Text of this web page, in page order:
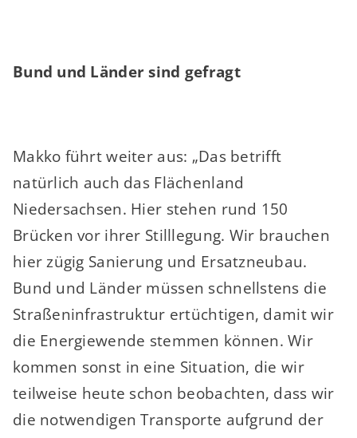
Bund und Länder sind gefragt
Makko führt weiter aus: „Das betrifft
natürlich auch das Flächenland
Niedersachsen. Hier stehen rund 150
Brücken vor ihrer Stilllegung. Wir brauchen
hier zügig Sanierung und Ersatzneubau.
Bund und Länder müssen schnellstens die
Straßeninfrastruktur ertüchtigen, damit wir
die Energiewende stemmen können. Wir
kommen sonst in eine Situation, die wir
teilweise heute schon beobachten, dass wir
die notwendigen Transporte aufgrund der